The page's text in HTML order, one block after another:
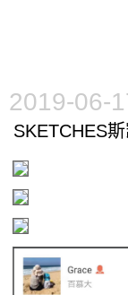
2019-06-
SKETCHES